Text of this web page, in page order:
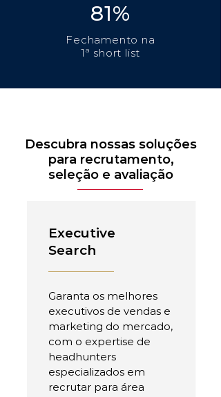
81%
Fechamento na
1ª short list
Descubra nossas soluções
para recrutamento,
seleção e avaliação
Executive
Search
Garanta os melhores
executivos de vendas e
marketing do mercado,
com o expertise de
headhunters
especializados em
recrutar para área